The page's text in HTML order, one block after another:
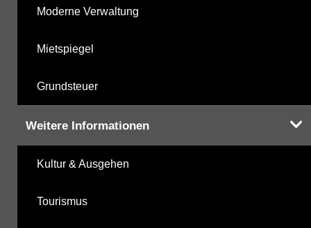
Moderne Verwaltung
Mietspiegel
Grundsteuer
Weitere Informationen
Kultur & Ausgehen
Tourismus